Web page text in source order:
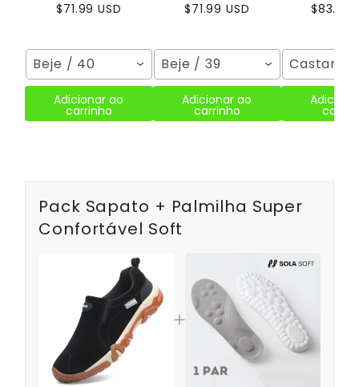
$71.99 USD
Beje / 40
Adicionar ao
carrinho
$71.99 USD
Beje / 39
Adicionar ao
carrinho
$83.99
Pack Sapato + Palmilha Super
Confortável Soft